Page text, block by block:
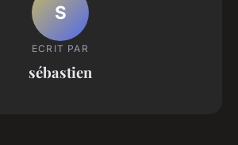
S
ECRIT PAR
sébastien